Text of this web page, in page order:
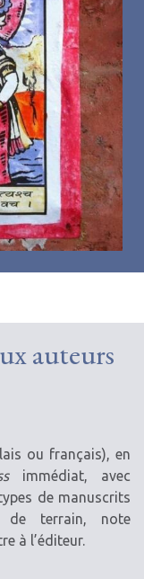
auteurs
ou français), en
immédiat, avec
de manuscrits
de terrain, note
à l’éditeur.